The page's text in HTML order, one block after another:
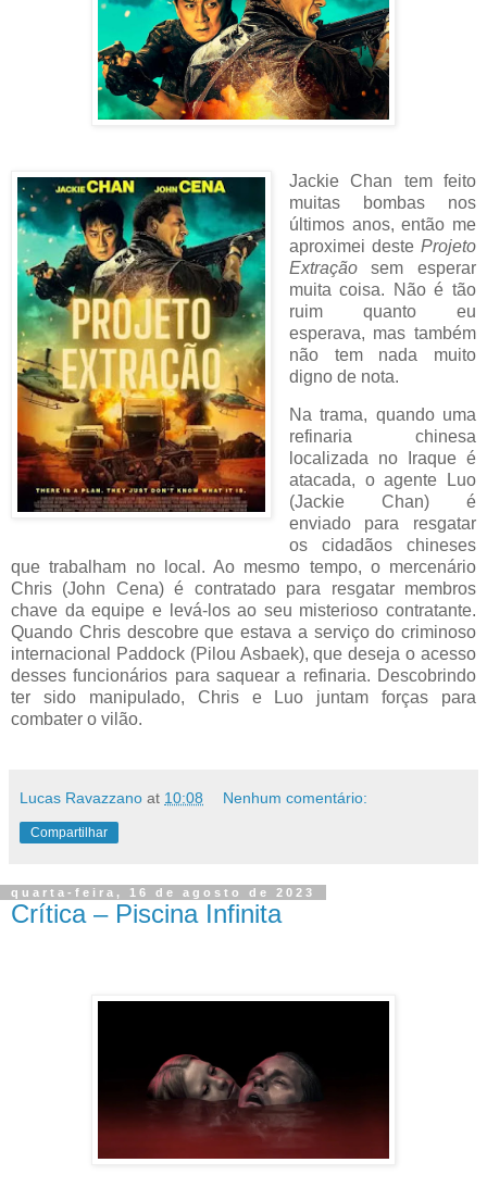
Jackie Chan tem feito
muitas bombas nos
últimos anos, então me
aproximei deste Projeto
Extraçãosem esperar
muita coisa. Não é tão
ruim quanto eu
esperava, mas também
não tem nada muito
digno de nota.
Na trama, quando uma
refinaria chinesa
localizada no Iraque é
atacada, o agente Luo
(Jackie Chan) é
enviado para resgatar
os cidadãos chineses
que trabalham no local. Ao mesmo tempo, o mercenário
Chris (John Cena) é contratado para resgatar membros
chave da equipe e levá-los ao seu misterioso contratante.
Quando Chris descobre que estava a serviço do criminoso
internacional Paddock (Pilou Asbaek), que deseja o acesso
desses funcionários para saquear a refinaria. Descobrindo
ter sido manipulado, Chris e Luo juntam forças para
combater o vilão.
Lucas Ravazzano at 10:08 Nenhum comentário:
Compartilhar
quarta-feira, 16 de agosto de 2023
Crítica – Piscina Infinita